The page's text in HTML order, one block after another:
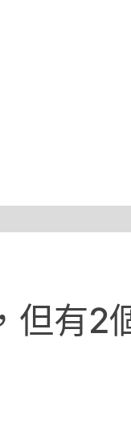
但有2